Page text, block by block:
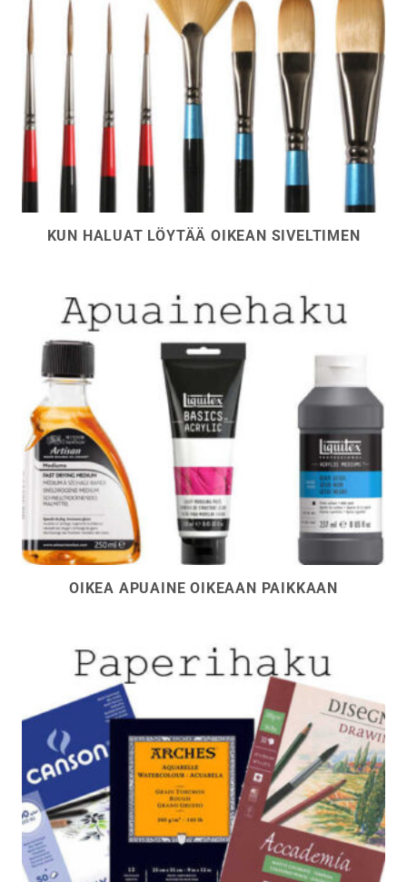
KUN HALUAT LÖYTÄÄ OIKEAN SIVELTIMEN
OIKEA APUAINE OIKEAAN PAIKKAAN